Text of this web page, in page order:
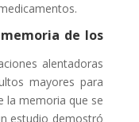
de los
alentadoras
mayores para
la memoria que se
estudio demostró